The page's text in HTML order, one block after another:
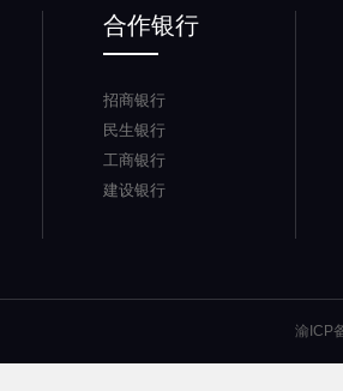
合作银行
招商银行
民生银行
工商银行
建设银行
渝ICP